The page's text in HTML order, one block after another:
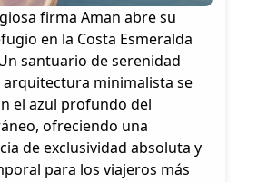
firma Aman abre su
en la Costa Esmeralda
santuario de serenidad
arquitectura minimalista se
el azul profundo del
ofreciendo una
de exclusividad absoluta y
para los viajeros más